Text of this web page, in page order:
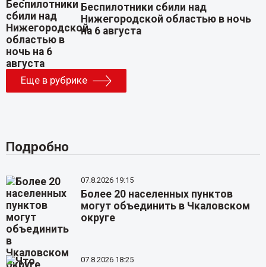
Беспилотники сбили над
Нижегородской областью в ночь
на 6 августа
Еще в рубрике
Подробно
07.8.2026 19:15
Более 20 населенных пунктов
могут объединить в Чкаловском
округе
07.8.2026 18:25